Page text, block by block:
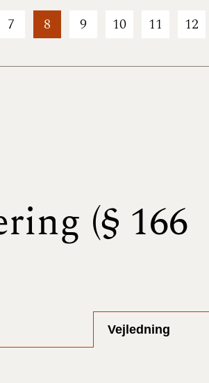
7 8 9 10 11 12
(§ 166
Vejledning